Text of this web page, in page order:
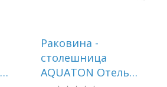
Раковина -
столешница
AQUATON Отель